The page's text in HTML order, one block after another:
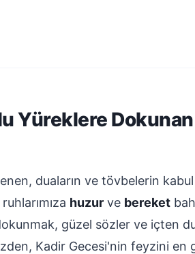
Yüreklere
duaların ve tövbelerin
huzur ve bereket
güzel sözler ve içten
Kadir Gecesi'nin feyzini en